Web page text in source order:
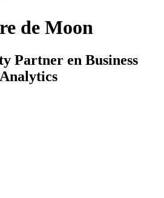
de Moon
Partner en Business
Analytics